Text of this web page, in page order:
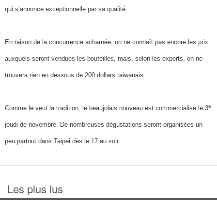
qui s’annonce exceptionnelle par sa qualité.
En raison de la concurrence acharnée, on ne connaît pas encore les prix
auxquels seront vendues les bouteilles, mais, selon les experts, on ne
trouvera rien en dessous de 200 dollars taiwanais.
Comme le veut la tradition, le beaujolais nouveau est commercialisé le 3e
jeudi de novembre. De nombreuses dégustations seront organisées un
peu partout dans Taipei dès le 17 au soir.
Les plus lus